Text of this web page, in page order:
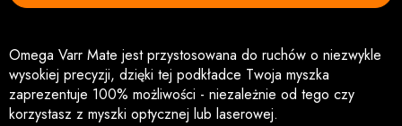
Omega Varr Mate jest przystosowana do ruchów o niezwykle
wysokiej precyzji, dzięki tej podkładce Twoja myszka
zaprezentuje 100% możliwości - niezależnie od tego czy
korzystasz z myszki optycznej lub laserowej.